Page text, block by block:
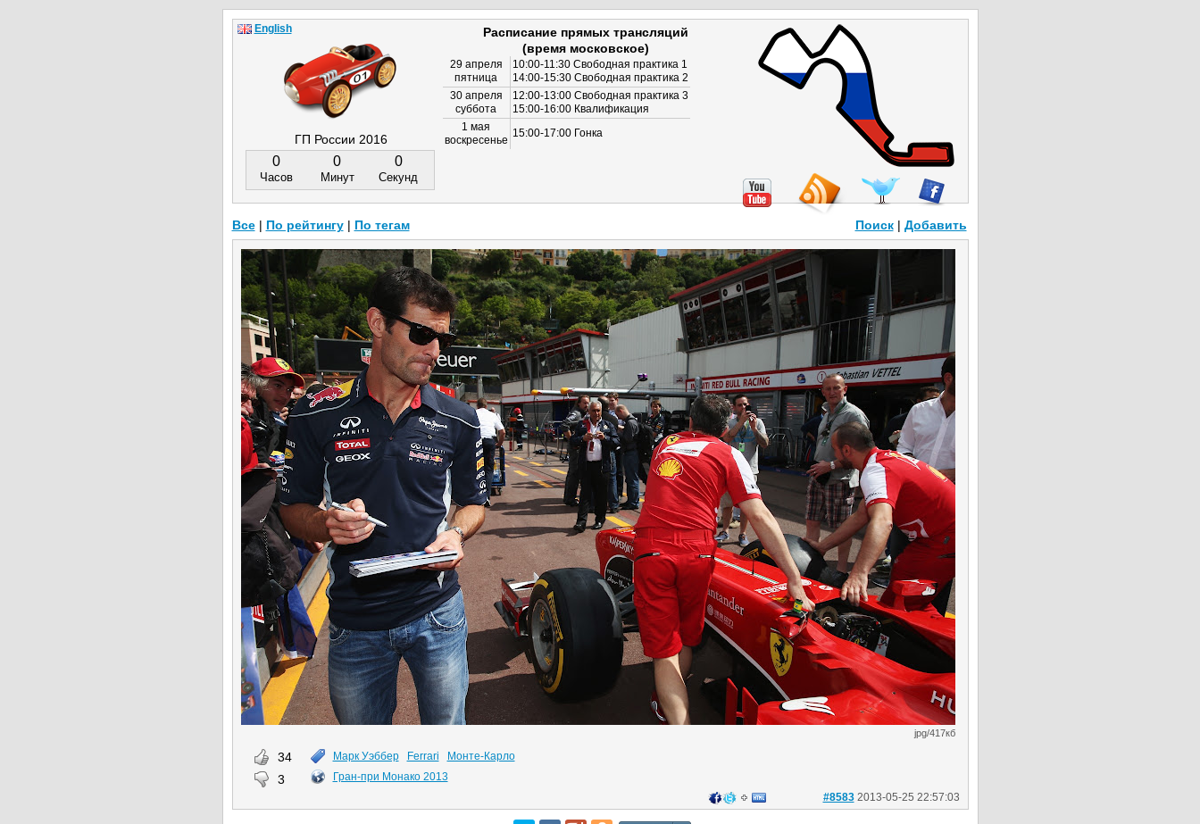
jpg/417кб
34
3
Марк Уэббер Ferrari
Монте-Карло
Гран-при Монако 2013
#8583 2013-05-25 22:57:03
ГП России 2016
0
Часов
0
Минут
0
Секунд
Расписание прямых трансляций
(время московское)
29 апреля
пятница
10:00-11:30 Свободная практика 1
14:00-15:30 Свободная практика 2
30 апреля
суббота
12:00-13:00 Свободная практика 3
15:00-16:00 Квалификация
1 мая
воскресенье
15:00-17:00 Гонка
English
Все| По рейтингу| По тегам Добавить
Поиск|